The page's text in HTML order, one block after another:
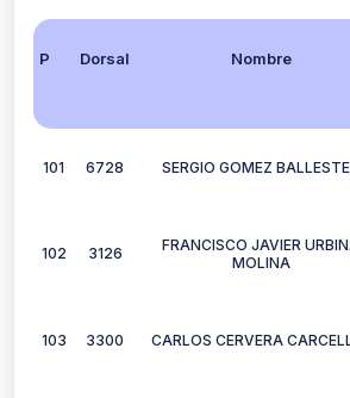
Dorsal Nombre
101 6728 SERGIO GOMEZ
102 3126
FRANCISCO JAVIER
MOLINA
103 3300 CARLOS CERVERA